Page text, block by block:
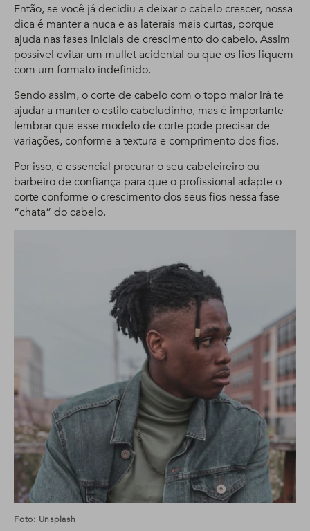
Então, se você já decidiu a deixar o cabelo crescer, nossa
dica é manter a nuca e as laterais mais curtas, porque
ajuda nas fases iniciais de crescimento do cabelo. Assim
possível evitar um mullet acidental ou que os fios fiquem
com um formato indefinido.
Sendo assim, o corte de cabelo com o topo maior irá te
ajudar a manter o estilo cabeludinho, mas é importante
lembrar que esse modelo de corte pode precisar de
variações, conforme a textura e comprimento dos fios.
Por isso, é essencial procurar o seu cabeleireiro ou
barbeiro de confiança para que o profissional adapte o
corte conforme o crescimento dos seus fios nessa fase
“chata” do cabelo.
Foto: Unsplash